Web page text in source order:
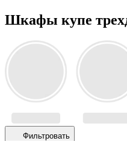
Шкафы купе
Фильтровать